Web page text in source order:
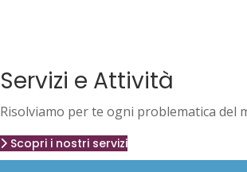
Servizi e Attività
Risolviamo per te ogni problematica del
Scopri i nostri servizi